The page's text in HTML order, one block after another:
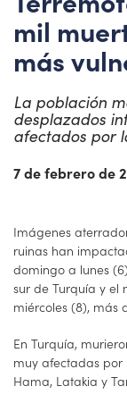
mil
más
La población
desplazados
afectados por
7 de febrero de
Imágenes
ruinas han
domingo a lunes
sur de Turquía y el
miércoles (8), más
En Turquía,
muy afectadas por
Hama, Latakia y